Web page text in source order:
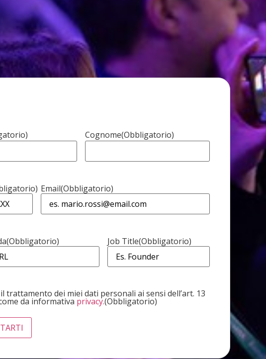
Cognome(Obbligatorio)
Email(Obbligatorio)
(Obbligatorio) Job Title(Obbligatorio)
trattamento dei miei dati personali ai sensi dell’art. 13
da informativa privacy.(Obbligatorio)